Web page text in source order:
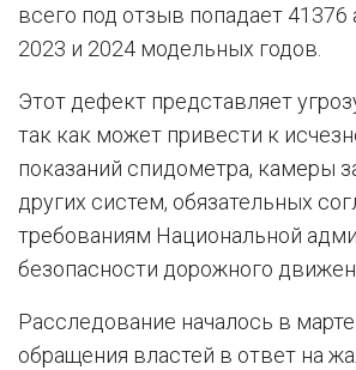
всего под отзыв попадает
2023 и 2024 модельных годов.
Этот дефект представляет
так как может привести к
показаний спидометра, камеры
других систем, обязательных
требованиям Национальной
безопасности дорожного
Расследование началось в
обращения властей в ответ на